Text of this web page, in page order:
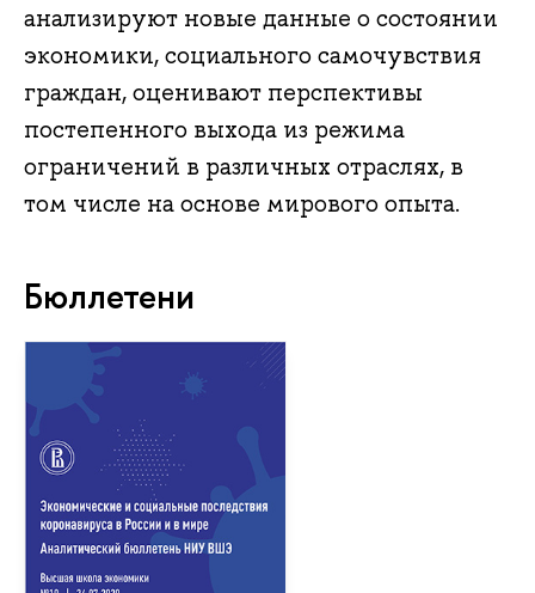
анализируют новые данные о состоянии
экономики, социального самочувствия
граждан, оценивают перспективы
постепенного выхода из режима
ограничений в различных отраслях, в
том числе на основе мирового опыта.
Бюллетени